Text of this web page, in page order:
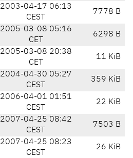
2003-04-17 06:13
CEST
7778 B
2005-03-08 05:16
CET
6298 B
2005-03-08 20:38
CET
11 KiB
2004-04-30 05:27
CEST
359 KiB
2006-04-01 01:51
CEST
22 KiB
2007-04-25 08:42
CEST
7503 B
2007-04-25 08:23
CEST
26 KiB